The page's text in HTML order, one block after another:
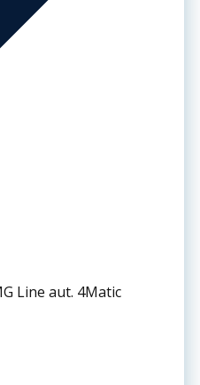
Line aut. 4Matic